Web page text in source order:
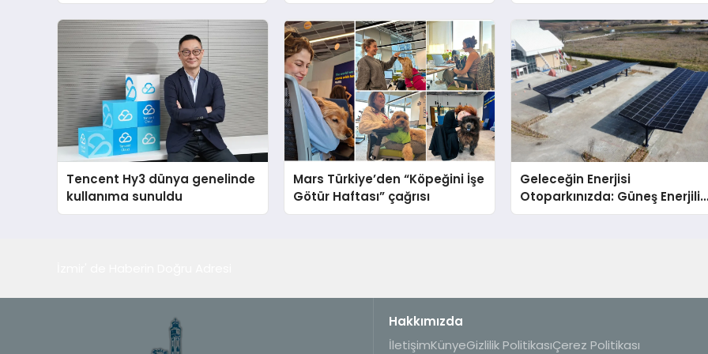
sergiledi
Tencent Hy3 dünya genelinde
kullanıma sunuldu
Mars Türkiye’den “Köpeğini İşe
Götür Haftası” çağrısı
Geleceğin Enerjisi
Otoparkınızda: Güneş Enerjili
Carport (Solar Otopark)
Hakkımızda
İletişimKünyeGizlilik PolitikasıÇerez Politikası